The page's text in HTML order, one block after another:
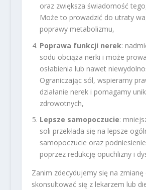
oraz zwiększa świadomość
Może to prowadzić do utraty
poprawy metabolizmu,
Poprawa funkcji nerek:
sodu obciąża nerki i może
osłabienia lub nawet
Ograniczając sól, wspieramy
działanie nerek i pomagamy
zdrowotnych,
Lepsze samopoczucie:
soli przekłada się na lepsze
samopoczucie oraz
poprzez redukcję opuchlizny i
Zanim zdecydujemy się na
skonsultować się z lekarzem lub